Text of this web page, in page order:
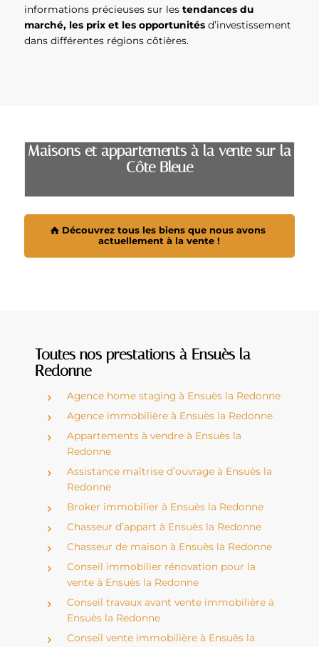
informations précieuses sur les tendances du
marché, les prix et les opportunitésd’investissement
dans différentes régions côtières.
Maisons et appartements à la vente sur la
Côte Bleue
Découvrez tous les biens que nous avons
actuellement à la vente !
Toutes nos prestations à Ensuès la
Redonne
Agence home staging à Ensuès la Redonne
Agence immobilière à Ensuès la Redonne
Appartements à vendre à Ensuès la
Redonne
Assistance maîtrise d’ouvrage à Ensuès la
Redonne
Broker immobilier à Ensuès la Redonne
Chasseur d’appart à Ensuès la Redonne
Chasseur de maison à Ensuès la Redonne
Conseil immobilier rénovation pour la
vente à Ensuès la Redonne
Conseil travaux avant vente immobilière à
Ensuès la Redonne
Conseil vente immobilière à Ensuès la